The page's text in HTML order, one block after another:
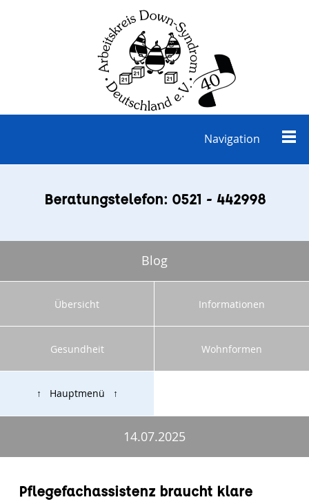
Navigation
Beratungstelefon: 0521 - 442998
Blog
Übersicht Informationen
Gesundheit Wohnformen
↑ Hauptmenü ↑
14.07.2025
Pflegefachassistenz braucht klare